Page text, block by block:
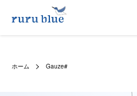
ホーム Gauze#